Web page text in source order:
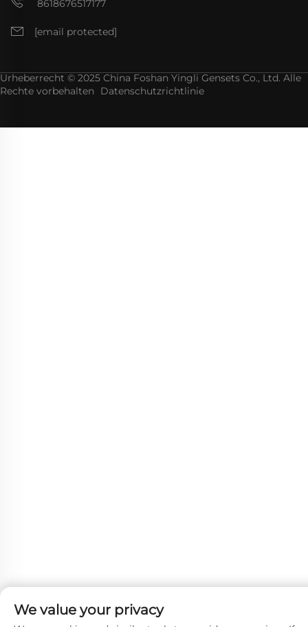
8618676517177
[email protected]
Urheberrecht © 2025 China Foshan Yingli Gensets Co., Ltd. Alle
Rechte vorbehalten
Datenschutzrichtlinie
We value your privacy